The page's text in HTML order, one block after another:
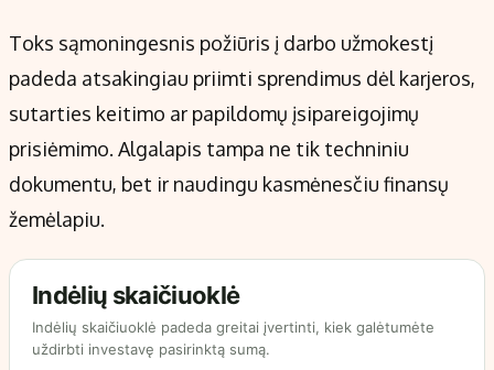
Toks sąmoningesnis požiūris į darbo užmokestį
padeda atsakingiau priimti sprendimus dėl karjeros,
sutarties keitimo ar papildomų įsipareigojimų
prisiėmimo. Algalapis tampa ne tik techniniu
dokumentu, bet ir naudingu kasmėnesčiu finansų
žemėlapiu.